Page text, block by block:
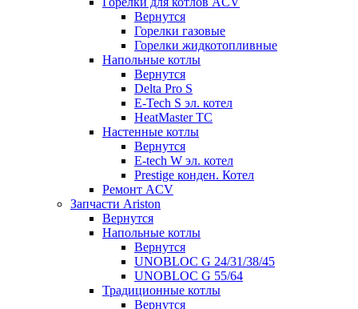
Вернутся
Горелки газовые
Горелки жидкотопливные
Напольные котлы
Вернутся
Delta Pro S
E-Tech S эл. котел
HeatMaster TC
Настенные котлы
Вернутся
E-tech W эл. котел
Prestige конден. Котел
Ремонт ACV
Запчасти Ariston
Вернутся
Напольные котлы
Вернутся
UNOBLOC G 24/31/38/45
UNOBLOC G 55/64
Традиционные котлы
Вернутся